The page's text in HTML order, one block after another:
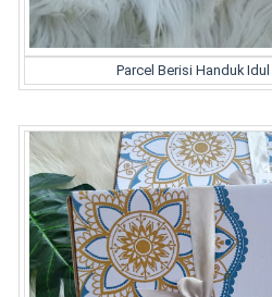
Parcel Berisi Handuk